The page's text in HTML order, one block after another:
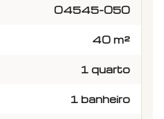
04545-050
40 m²
1 quarto
1 banheiro